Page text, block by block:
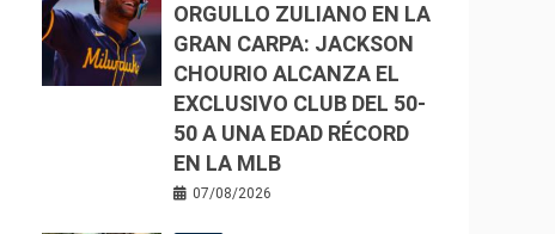
ORGULLO ZULIANO EN LA
GRAN CARPA: JACKSON
CHOURIO ALCANZA EL
EXCLUSIVO CLUB DEL 50-
50 A UNA EDAD RÉCORD
EN LA MLB
07/08/2026